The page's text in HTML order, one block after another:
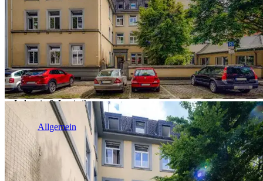
Industrie & Logistik
Allgemein